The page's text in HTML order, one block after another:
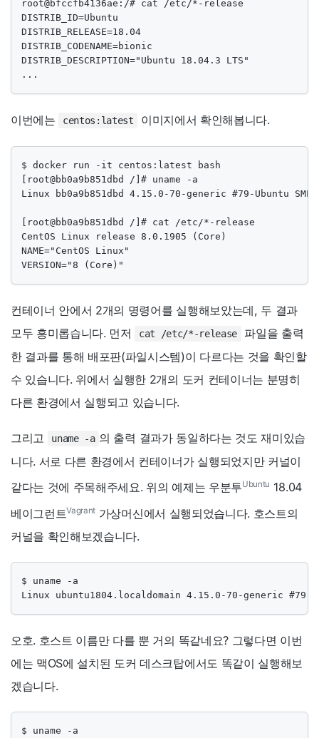
root@bfccfb4136ae:/# cat /etc/*-release
DISTRIB_ID=Ubuntu
DISTRIB_RELEASE=18.04
DISTRIB_CODENAME=bionic
DISTRIB_DESCRIPTION="Ubuntu 18.04.3 LTS"
...
이번에는 centos:latest 이미지에서 확인해봅니다.
$ docker run -it centos:latest bash
[root@bb0a9b851dbd /]# uname -a
Linux bb0a9b851dbd 4.15.0-70-generic #79-Ubuntu SMP
[root@bb0a9b851dbd /]# cat /etc/*-release
CentOS Linux release 8.0.1905 (Core)
NAME="CentOS Linux"
VERSION="8 (Core)"
컨테이너 안에서 2개의 명령어를 실행해보았는데, 두 결과
모두 흥미롭습니다. 먼저
cat /etc/*-release
파일을 출력
한 결과를 통해 배포판(파일시스템)이 다르다는 것을 확인할
수 있습니다. 위에서 실행한 2개의 도커 컨테이너는 분명히
다른 환경에서 실행되고 있습니다.
그리고 uname -a 의 출력 결과가 동일하다는 것도 재미있습
니다. 서로 다른 환경에서 컨테이너가 실행되었지만 커널이
같다는 것에 주목해주세요. 위의 예제는 우분투Ubuntu 18.04
베이그런트Vagrant 가상머신에서 실행되었습니다. 호스트의
커널을 확인해보겠습니다.
$ uname -a
Linux ubuntu1804.localdomain 4.15.0-70-generic #79-
오호. 호스트 이름만 다를 뿐 거의 똑같네요? 그렇다면 이번
에는 맥OS에 설치된 도커 데스크탑에서도 똑같이 실행해보
겠습니다.
$ uname -a